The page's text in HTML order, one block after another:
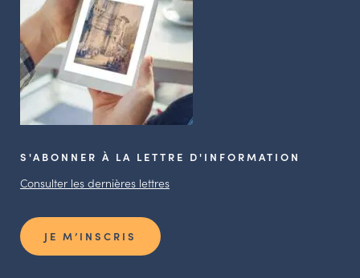
S'ABONNER À LA LETTRE D'INFORMATION
Consulter les dernières lettres
JE M’INSCRIS